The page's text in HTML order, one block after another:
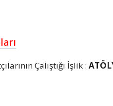
Çalıştığı İşlik :